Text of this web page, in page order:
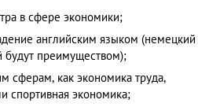
в сфере экономики;
английским языком (немецкий
будут преимуществом);
сферам, как экономика труда,
спортивная экономика;